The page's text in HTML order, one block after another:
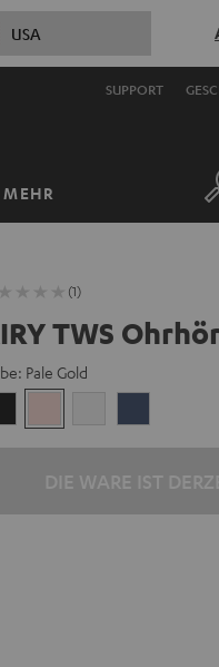
USA
SUPPORT
MEHR
(1)
TWS
Pale Gold
Black Gold
White